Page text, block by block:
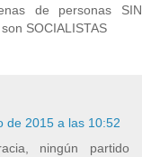
de personas SIN
SOCIALISTAS
de 2015 a las 10:52
ningún partido